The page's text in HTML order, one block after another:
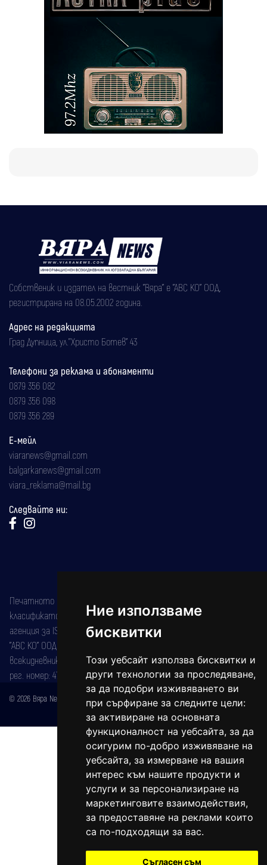
Ние използваме
бисквитки
Този уебсайт използва бисквитки и
други технологии за проследяване,
за да подобри изживяването ви
при сърфиране за следните цели:
за активиране на основната
функционалност на уебсайта,за да
осигурим по-добро изживяване на
уебсайта,за измерване на вашия
интерес към нашите продукти и
услуги и за персонализиране на
маркетинговите взаимодействия,
за предоставяне на реклами които
са по-подходящи за вас.
Съгласен съм
Собственик и издател на вестник "Вяра" е "АВС КО" ООД,
регистрирана на 08.05.2002 година.
Адрес на редакцията
Град Дупница, ул.''Христо Ботев" 43
Телефони за реклама и абонаменти
0879 356 082
0879 356 098
0879 356 289
Е-мейл
viaranews@gmail.com
balgarkanews@gmail.com
viara_reklama@mail.bg
Следвайте ни:
Печатното издание на вестника е регистрирано в националния
класификатор на печатните издания (Българска национална
агенция за ISSN) под номер: ISSN 1312-4722.
"АВС КО" ООД е притежател на марката: Вяра информационен
всекидневник на югозападна България, със свидетелство за марка
рег. номер: 47857/11.05.2004 година.
© 2026 Вяра News Всички права запазени!
DREAMmedia Creative Studio